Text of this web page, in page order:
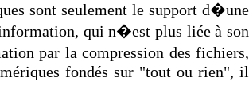
sont seulement le support d�une
qui n�est plus liée à son
par la compression des fichiers,
fondés sur "tout ou rien", il